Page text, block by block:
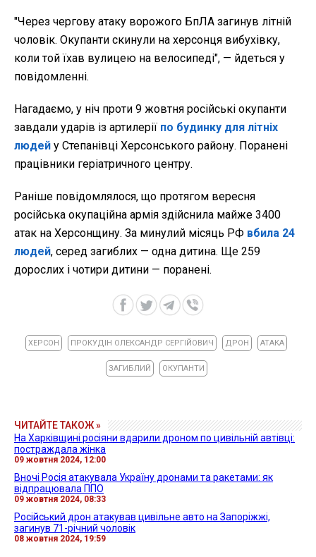
"Через чергову атаку ворожого БпЛА загинув літній
чоловік. Окупанти скинули на херсонця вибухівку,
коли той їхав вулицею на велосипеді", — йдеться у
повідомленні.
Нагадаємо, у ніч проти 9 жовтня російські окупанти
завдали ударів із артилерії по будинку для літніх
людей у Степанівці Херсонського району. Поранені
працівники геріатричного центру.
Раніше повідомлялося, що протягом вересня
російська окупаційна армія здійснила майже 3400
атак на Херсонщину. За минулий місяць РФ вбила 24
людей, серед загиблих — одна дитина. Ще 259
дорослих і чотири дитини — поранені.
ХЕРСОН ПРОКУДІН ОЛЕКСАНДР СЕРГІЙОВИЧ ДРОН АТАКА
ЗАГИБЛИЙ ОКУПАНТИ
ЧИТАЙТЕ ТАКОЖ »
На Харківщині росіяни вдарили дроном по цивільній автівці:
постраждала жінка
09 жовтня 2024, 12:00
Вночі Росія атакувала Україну дронами та ракетами: як
відпрацювала ППО
09 жовтня 2024, 08:33
Російський дрон атакував цивільне авто на Запоріжжі,
загинув 71-річний чоловік
08 жовтня 2024, 19:59